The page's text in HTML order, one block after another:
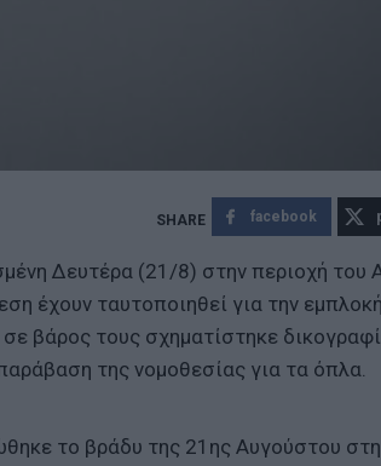
facebook
Δευτέρα (21/8) στην περιοχή του
έχουν ταυτοποιηθεί για την
βάρος τους σχηματίστηκε
της νομοθεσίας για τα όπλα.
το βράδυ της 21ης Αυγούστου